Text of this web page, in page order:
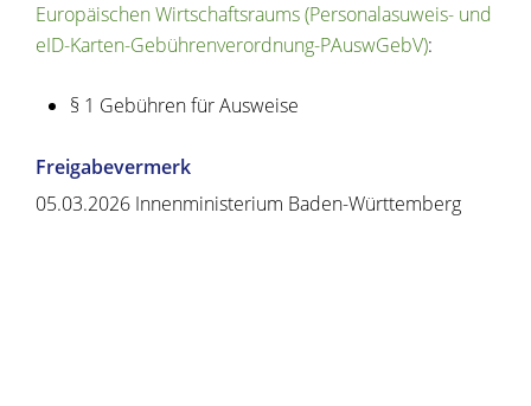
Europäischen Wirtschaftsraums (Personalasuweis- und
eID-Karten-Gebührenverordnung-PAuswGebV):
§ 1 Gebühren für Ausweise
Freigabevermerk
05.03.2026 Innenministerium Baden-Württemberg